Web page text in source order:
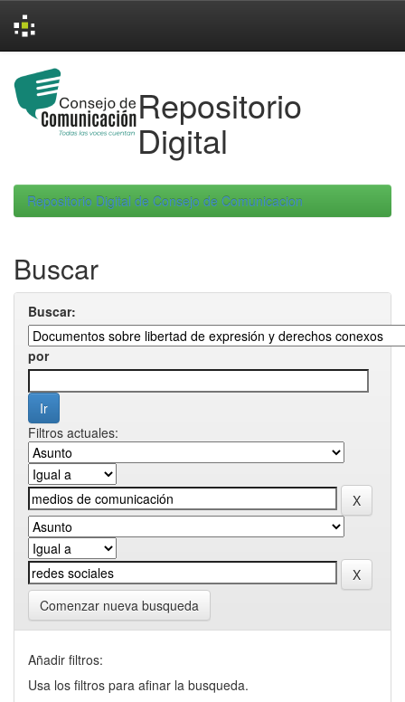
navigation
Repositorio
Digital
Repositorio Digital de Consejo de Comunicacion
Buscar
Buscar:
por
Filtros actuales:
Comenzar nueva busqueda
Añadir filtros:
Usa los filtros para afinar la busqueda.